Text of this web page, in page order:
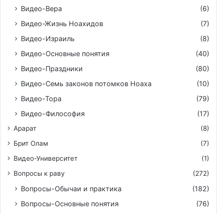
Видео-Вера
(6)
Видео-Жизнь Ноахидов
(7)
Видео-Израиль
(8)
Видео-Основные понятия
(40)
Видео-Праздники
(80)
Видео-Семь законов потомков Ноаха
(10)
Видео-Тора
(79)
Видео-Философия
(17)
Арарат
(8)
Брит Олам
(7)
Видео-Университет
(1)
Вопросы к раву
(272)
Вопросы-Обычаи и практика
(182)
Вопросы-Основные понятия
(76)